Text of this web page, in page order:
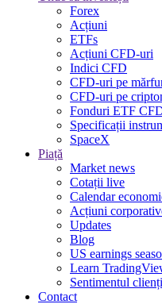
Forex
Acțiuni
ETFs
Acțiuni CFD-uri
Indici CFD
CFD-uri pe
CFD-uri pe
Fonduri ETF
Specificații
SpaceX
Piață
Market news
Cotații live
Calendar
Acțiuni
Updates
Blog
US earnings
Learn
Sentimentul
Contact